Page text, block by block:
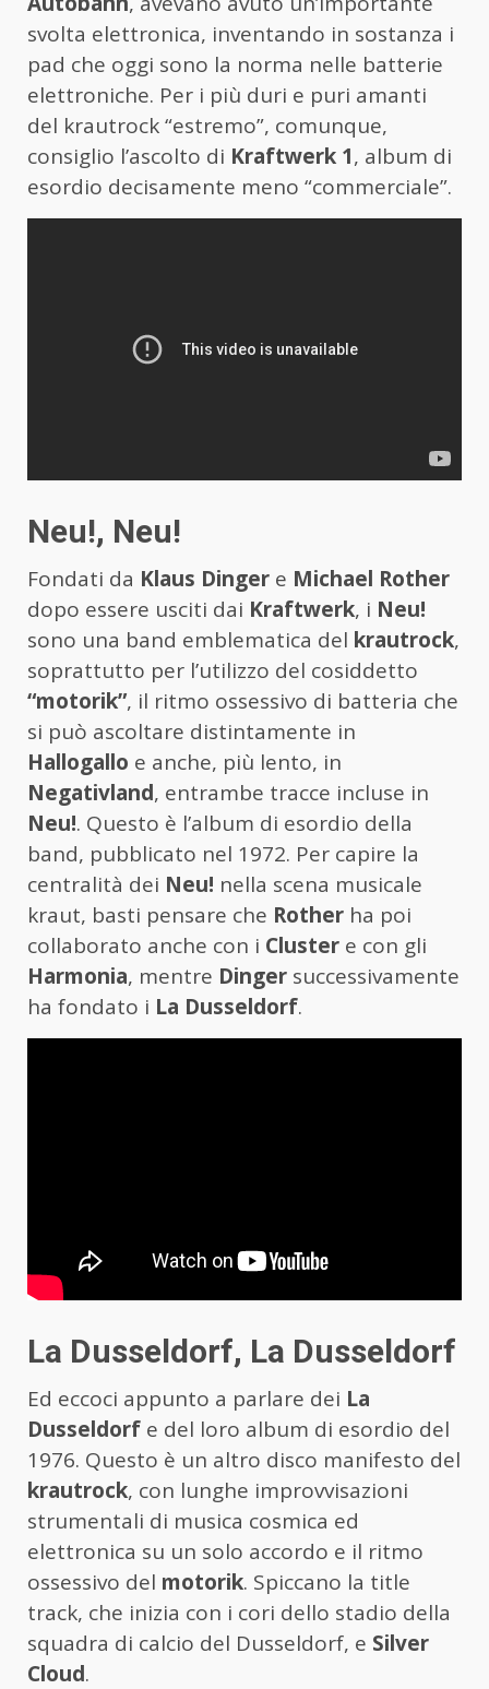
svolta elettronica, inventando in sostanza i
pad che oggi sono la norma nelle batterie
elettroniche. Per i più duri e puri amanti
del krautrock “estremo”, comunque,
consiglio l’ascolto di Kraftwerk 1, album di
esordio decisamente meno “commerciale”.
Neu!, Neu!
Fondati da Klaus Dinger e Michael Rother
dopo essere usciti dai Kraftwerk, i Neu!
sono una band emblematica del krautrock,
soprattutto per l’utilizzo del cosiddetto
“motorik”, il ritmo ossessivo di batteria che
si può ascoltare distintamente in
Hallogallo e anche, più lento, in
Negativland, entrambe tracce incluse in
Neu!. Questo è l’album di esordio della
band, pubblicato nel 1972. Per capire la
centralità dei Neu! nella scena musicale
kraut, basti pensare che Rother ha poi
collaborato anche con i Cluster e con gli
Harmonia, mentre Dinger successivamente
ha fondato i La Dusseldorf.
La Dusseldorf, La Dusseldorf
Ed eccoci appunto a parlare dei La
Dusseldorf e del loro album di esordio del
1976. Questo è un altro disco manifesto del
krautrock, con lunghe improvvisazioni
strumentali di musica cosmica ed
elettronica su un solo accordo e il ritmo
ossessivo del motorik. Spiccano la title
track, che inizia con i cori dello stadio della
squadra di calcio del Dusseldorf, e Silver
Cloud.